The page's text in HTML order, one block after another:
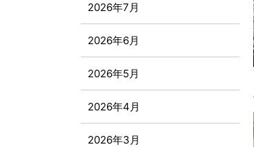
2026年7月
2026年6月
2026年5月
2026年4月
2026年3月